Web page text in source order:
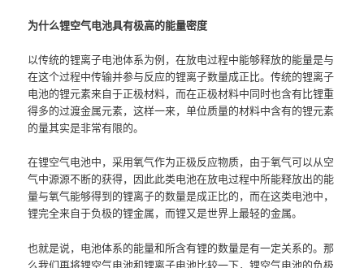
为什么锂空气电池具有极高的能量密度
以传统的锂离子电池体系为例，在放电过程中能够释放的能量是与
在这个过程中传输并参与反应的锂离子数量成正比。传统的锂离子
电池的锂元素来自于正极材料，而在正极材料中同时也含有比锂重
得多的过渡金属元素，这样一来，单位质量的材料中含有的锂元素
的量其实是非常有限的。
在锂空气电池中，采用氧气作为正极反应物质，由于氧气可以从空
气中源源不断的获得，因此此类电池在放电过程中所能释放出的能
量与氧气能够得到的锂离子的数量是成正比的，而在这类电池中，
锂完全来自于负极的锂金属，而锂又是世界上最轻的金属。
也就是说，电池体系的能量和所含有锂的数量是有一定关系的。那
么我们再将锂空气电池和锂离子电池比较一下，锂空气电池的负极